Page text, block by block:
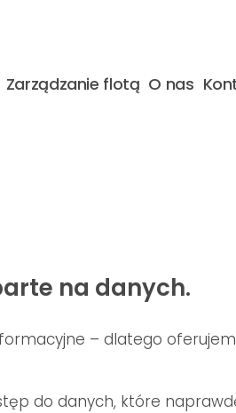
Zarządzanie flotą O nas
na danych.
– dlatego
do danych, które